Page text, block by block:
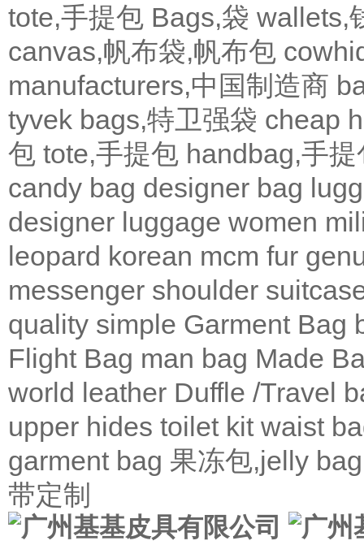
tote,手提包 Bags,袋 wallets,
canvas,帆布袋,帆布包
manufacturers,中国制造商
tyvek bags,特卫强袋 cheap
包 tote,手提包 handbag,手提
candy bag designer bag
designer luggage women
leopard korean mcm fur
messenger shoulder
quality simple Garment Bag
Flight Bag man bag Made
world leather Duffle /Travel
upper hides toilet kit waist
garment bag 果冻包,jelly bag
带定制